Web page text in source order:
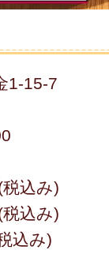
1-15-7
込み)
込み)
込み)